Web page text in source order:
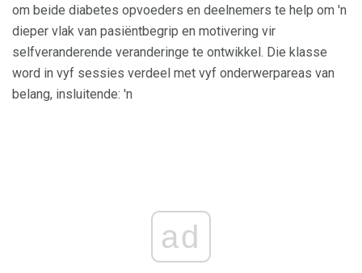
om beide diabetes opvoeders en deelnemers te help om 'n
dieper vlak van pasiëntbegrip en motivering vir
selfveranderende veranderinge te ontwikkel. Die klasse
word in vyf sessies verdeel met vyf onderwerpareas van
belang, insluitende: 'n
ad